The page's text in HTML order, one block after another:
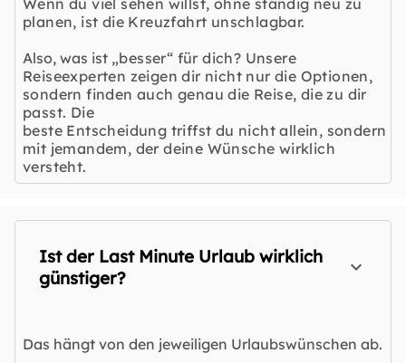
Wenn du viel sehen willst, ohne ständig neu zu
planen, ist die Kreuzfahrt unschlagbar.
Also, was ist „besser“ für dich? Unsere
Reiseexperten zeigen dir nicht nur die Optionen,
sondern finden auch genau die Reise, die zu dir
passt. Die
beste Entscheidung triffst du nicht allein, sondern
mit jemandem, der deine Wünsche wirklich
versteht.
Ist der Last Minute Urlaub wirklich
günstiger?
Das hängt von den jeweiligen Urlaubswünschen ab.